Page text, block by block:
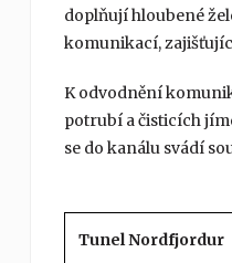
doplňují hloubené
komunikací,
K odvodnění
potrubí a čisticích
se do kanálu svádí
Tunel Nordfjordur